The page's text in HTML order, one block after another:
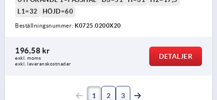
L1=32
HÖJD=60
Beställningsnummer: K0725.0200X20
196,58 kr
exkl. moms
exkl. leveranskostnader
DETALJER
1 2 3